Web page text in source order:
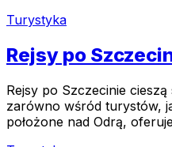
Turystyka
Rejsy po
Rejsy po Szczecinie
zarówno wśród turystów,
położone nad Odrą,